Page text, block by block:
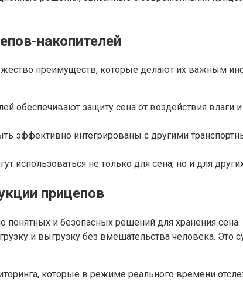
накопителей
преимуществ, которые делают их важным
обеспечивают защиту сена от воздействия влаги
эффективно интегрированы с другими
использоваться не только для сена, но и для
прицепов
понятных и безопасных решений для хранения
и выгрузку без вмешательства человека.
которые в режиме реального времени